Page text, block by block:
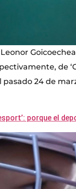
de
pasado 24 de
porque el